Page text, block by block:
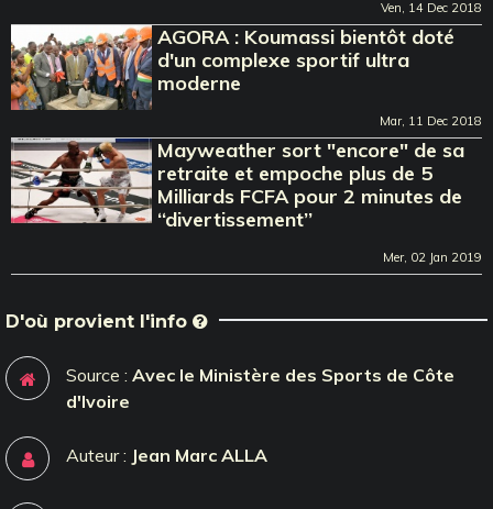
Ven, 14 Dec 2018
AGORA : Koumassi bientôt doté
d'un complexe sportif ultra
moderne
Mar, 11 Dec 2018
Mayweather sort "encore" de sa
retraite et empoche plus de 5
Milliards FCFA pour 2 minutes de
‘‘divertissement’’
Mer, 02 Jan 2019
D'où provient l'info
Source : Avec le Ministère des Sports de Côte
d'Ivoire
Auteur : Jean Marc ALLA